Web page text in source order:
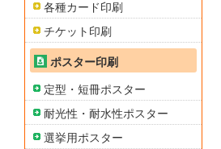
各種カード印刷
チケット印刷
ポスター印刷
定型・短冊ポスター
耐光性・耐水性ポスター
選挙用ポスター